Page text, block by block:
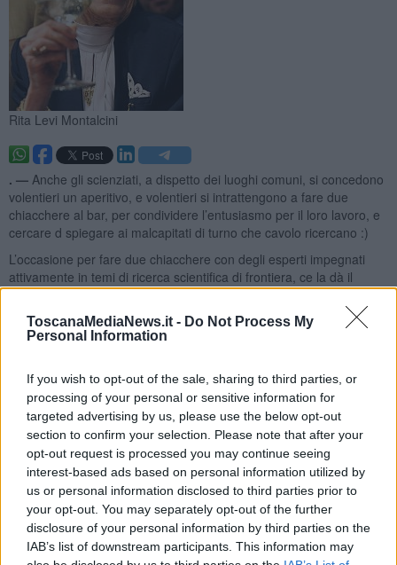
ToscanaMediaNews.it - Do Not Process My
Personal Information
If you wish to opt-out of the sale, sharing to third parties, or
processing of your personal or sensitive information for
targeted advertising by us, please use the below opt-out
section to confirm your selection. Please note that after your
opt-out request is processed you may continue seeing
interest-based ads based on personal information utilized by
us or personal information disclosed to third parties prior to
your opt-out. You may separately opt-out of the further
disclosure of your personal information by third parties on the
IAB’s list of downstream participants. This information may
Rita Levi Montalcini
. — Anche gli scienziati, a dispetto dei luoghi comuni, si concedono
volentieri un aperitivo, e volentieri si intrattengono a fare due
chiacchere al bar, per condividere l’entusiasmo per il loro lavoro, e
cercare d spiegare ai malcapitati di turno che cavolo ricercano :)
L’occasione per fare due chiacchere con degli esperti impegnati
attivamente in temi di ricerca scientifica di frontiera, ce la dà il
circolo ARCIl’Albero del Pepe, “uno spazio per viaggiatori reali o
immaginari”. Il circolo ospita tra l’altro molte altre iniziative
interessanti tra cui concerti e laboratori.
Si parte “A caccia dell’onda perfetta”
Giovedi 25 Ottobre con
Riccardo Buscicchio e Francesco Di Renzo, membri della
collaborazione LIGO-VIRGO, per scoprire la storia di una minuscola
onda gravitazionale, arrivata a noi dopo un viaggio di un miliardo di
anni. Sarà anche un’occasione per sapere come si sta evolvendo la
ricerca dalla prima rivelazione di un’onda gravitazione avvenuta nel
Febbraio 2016. Ne abbiamo parlato anche in questo Blog nel post
dal titoloLe onde gravitazionali esistono davvero!
Si continua il 22 Novembre“Alla scoperta dei fondali oceanici”